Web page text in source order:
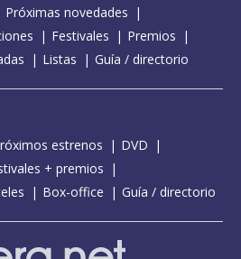
Próximas novedades
Festivales
Premios
Listas Guía / directorio
estrenos
DVD
+ premios
Box-office Guía / directorio